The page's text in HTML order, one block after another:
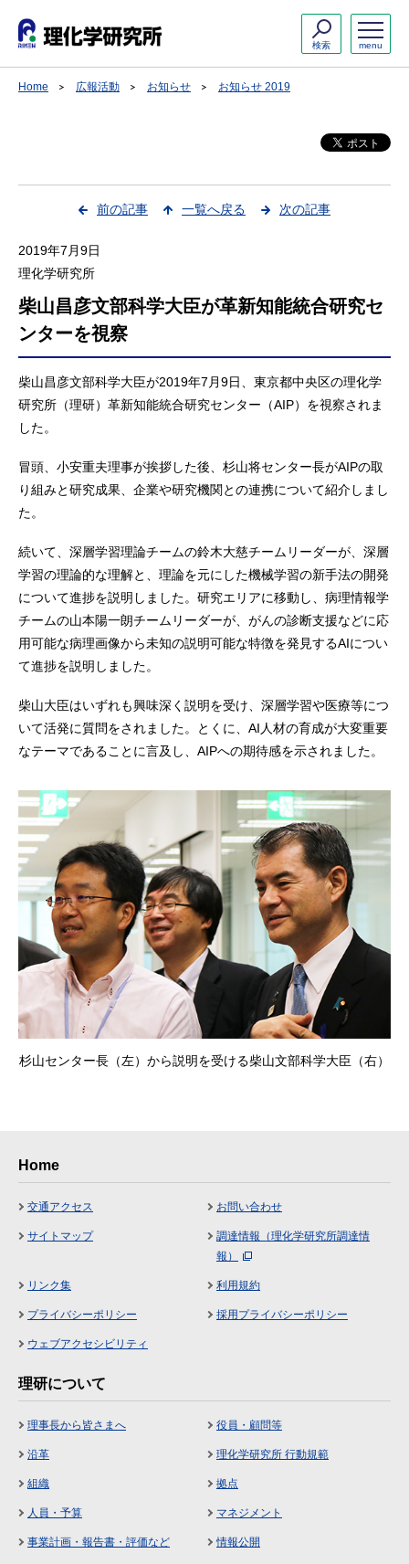
menu
検索
Home 広報活動 お知らせ お知らせ 2019
前の記事 一覧へ戻る 次の記事
2019年7月9日
理化学研究所
柴山昌彦文部科学大臣が革新知能統合研究セ
ンターを視察
柴山昌彦文部科学大臣が2019年7月9日、東京都中央区の理化学
研究所（理研）革新知能統合研究センター（AIP）を視察されま
した。
冒頭、小安重夫理事が挨拶した後、杉山将センター長がAIPの取
り組みと研究成果、企業や研究機関との連携について紹介しまし
た。
続いて、深層学習理論チームの鈴木大慈チームリーダーが、深層
学習の理論的な理解と、理論を元にした機械学習の新手法の開発
について進捗を説明しました。研究エリアに移動し、病理情報学
チームの山本陽一朗チームリーダーが、がんの診断支援などに応
用可能な病理画像から未知の説明可能な特徴を発見するAIについ
て進捗を説明しました。
柴山大臣はいずれも興味深く説明を受け、深層学習や医療等につ
いて活発に質問をされました。とくに、AI人材の育成が大変重要
なテーマであることに言及し、AIPへの期待感を示されました。
杉山センター長（左）から説明を受ける柴山文部科学大臣（右）
Home
交通アクセス お問い合わせ
サイトマップ
調達情報（理化学研究所調達情
報）
リンク集 利用規約
プライバシーポリシー 採用プライバシーポリシー
ウェブアクセシビリティ
理研について
理事長から皆さまへ 役員・顧問等
沿革 理化学研究所 行動規範
組織 拠点
人員・予算 マネジメント
事業計画・報告書・評価など 情報公開